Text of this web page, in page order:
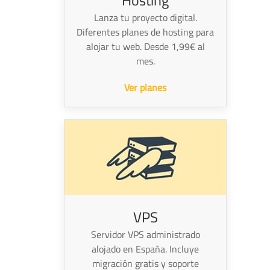
Lanza tu proyecto digital.
Diferentes planes de hosting para
alojar tu web. Desde 1,99€ al
mes.
Ver planes
VPS
Servidor VPS administrado
alojado en España. Incluye
migración gratis y soporte